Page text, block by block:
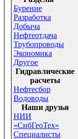
Бурение
Разработка
Добыча
Нефтеотдача
Трубопроводы
Экономика
Другое
Гидравлические
расчеты
Нефтесбор
Водоводы
Наши друзья
НИИ
«СибГеоТех»
Специалисты